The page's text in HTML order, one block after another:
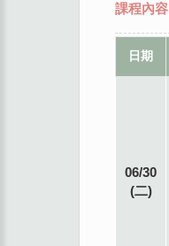
課程內容
日期
06/30
(二)